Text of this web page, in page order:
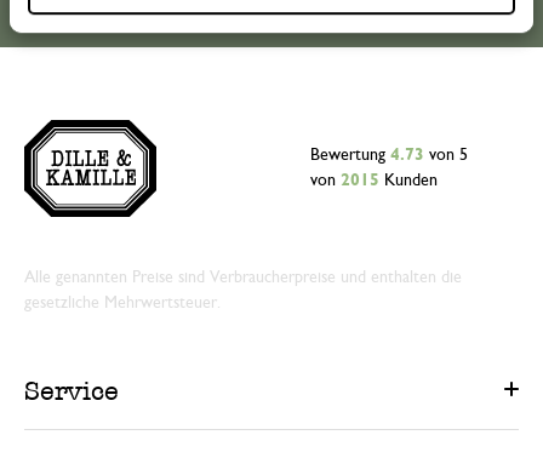
Bewertung 4.73 von 5
von 2015 Kunden
Alle genannten Preise sind Verbraucherpreise und enthalten die
gesetzliche Mehrwertsteuer.
Service